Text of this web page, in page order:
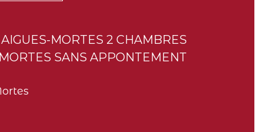
MORTES 2 CHAMBRES
SANS APPONTEMENT